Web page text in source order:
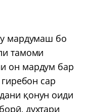
мардумаш бо
тамоми
он мардум бар
сар
қонун оиди
духтари